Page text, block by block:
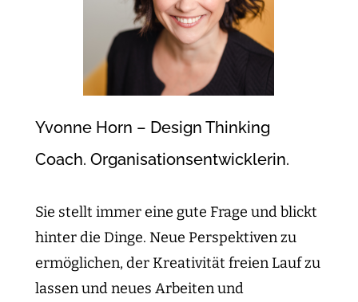
Yvonne Horn – Design Thinking
Coach. Organisationsentwicklerin.
Sie stellt immer eine gute Frage und blickt
hinter die Dinge. Neue Perspektiven zu
ermöglichen, der Kreativität freien Lauf zu
lassen und neues Arbeiten und